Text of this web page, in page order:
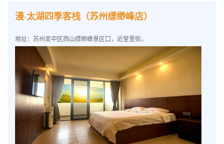
漫·太湖四季客栈（苏州缥缈峰店）
地址：苏州吴中区西山缥缈峰景区口，近堂里街。